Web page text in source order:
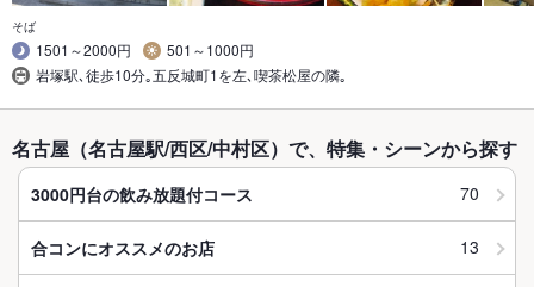
そば
1501～2000円
501～1000円
岩塚駅､徒歩10分｡五反城町1を左､喫茶松屋の隣｡
名古屋（名古屋駅/西区/中村区）で、特集・シーンから探す
3000円台の飲み放題付コース 70
合コンにオススメのお店 13